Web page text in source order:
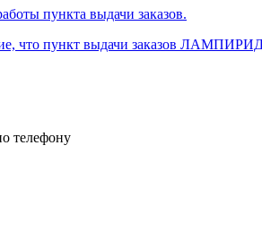
что пункт выдачи заказов
телефону